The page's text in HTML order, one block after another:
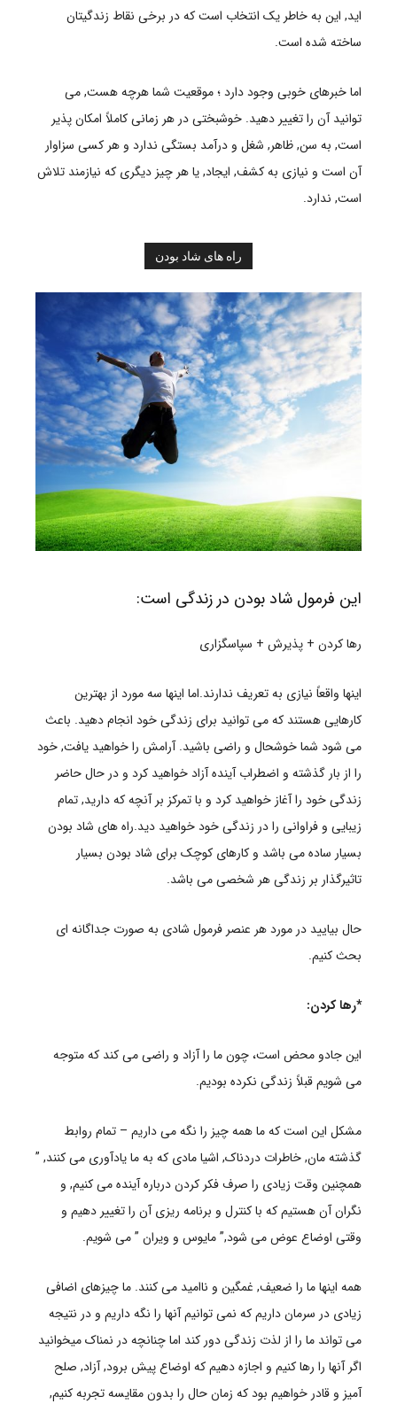
اید, این به خاطر یک انتخاب است که در برخی نقاط زندگیتان
ساخته شده است.
اما خبرهای خوبی وجود دارد ؛ موقعیت شما هرچه هست, می
توانید آن را تغییر دهید. خوشبختی در هر زمانی کاملاً امکان پذیر
است, به سن, ظاهر, شغل و درآمد بستگی ندارد و هر کسی سزاوار
آن است و نیازی به کشف, ایجاد, یا هر چیز دیگری که نیازمند تلاش
است, ندارد.
راه های شاد بودن
این فرمول شاد بودن در زندگی است:
رها کردن + پذیرش + سپاسگزاری
اینها واقعاً نیازی به تعریف ندارند.اما اینها سه مورد از بهترین
کارهایی هستند که می توانید برای زندگی خود انجام دهید. باعث
می شود شما خوشحال و راضی باشید. آرامش را خواهید یافت, خود
را از بار گذشته و اضطراب آینده آزاد خواهید کرد و در حال حاضر
زندگی خود را آغاز خواهید کرد و با تمرکز بر آنچه که دارید, تمام
زیبایی و فراوانی را در زندگی خود خواهید دید.راه های شاد بودن
بسیار ساده می باشد و کارهای کوچک برای شاد بودن بسیار
تاثیرگذار بر زندگی هر شخصی می باشد.
حال بیایید در مورد هر عنصر فرمول شادی به صورت جداگانه ای
بحث کنیم.
*رها کردن:
این جادو محض است، چون ما را آزاد و راضی می کند که متوجه
می شویم قبلاً زندگی نکرده بودیم.
مشکل این است که ما همه چیز را نگه می داریم – تمام روابط
گذشته مان, خاطرات دردناک, اشیا مادی که به ما یادآوری می کنند, ”
همچنین وقت زیادی را صرف فکر کردن درباره آینده می کنیم, و
نگران آن هستیم که با کنترل و برنامه ریزی آن را تغییر دهیم و
وقتی اوضاع عوض می شود,” مایوس و ویران ” می شویم.
همه اینها ما را ضعیف, غمگین و ناامید می کنند. ما چیزهای اضافی
زیادی در سرمان داریم که نمی توانیم آنها را نگه داریم و در نتیجه
می تواند ما را از لذت زندگی دور کند اما چنانچه در نمناک میخوانید
اگر آنها را رها کنیم و اجازه دهیم که اوضاع پیش برود, آزاد, صلح
آمیز و قادر خواهیم بود که زمان حال را بدون مقایسه تجربه کنیم,